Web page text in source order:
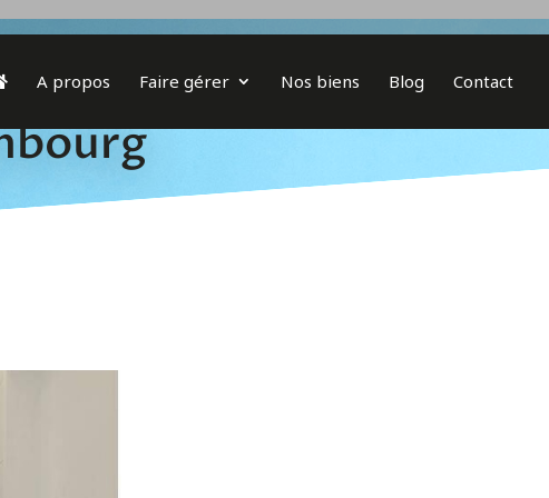
A propos Faire gérer Nos biens Blog Contact